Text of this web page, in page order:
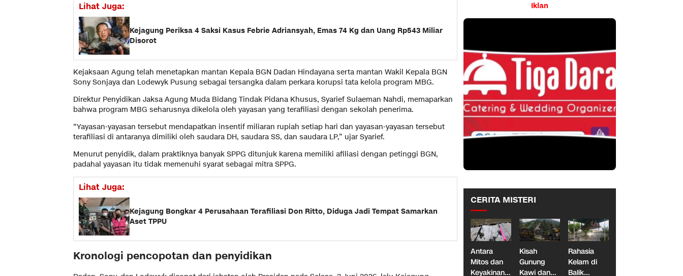
Lihat Juga:
Kejagung Periksa 4 Saksi Kasus Febrie Adriansyah, Emas 74 Kg dan Uang Rp543 Miliar
Disorot
Kejaksaan Agung telah menetapkan mantan Kepala BGN Dadan Hindayana serta mantan Wakil Kepala BGN
Sony Sonjaya dan Lodewyk Pusung sebagai tersangka dalam perkara korupsi tata kelola program MBG.
Direktur Penyidikan Jaksa Agung Muda Bidang Tindak Pidana Khusus, Syarief Sulaeman Nahdi, memaparkan
bahwa program MBG seharusnya dikelola oleh yayasan yang terafiliasi dengan sekolah penerima.
“Yayasan-yayasan tersebut mendapatkan insentif miliaran rupiah setiap hari dan yayasan-yayasan tersebut
terafiliasi di antaranya dimiliki oleh saudara DH, saudara SS, dan saudara LP,” ujar Syarief.
Menurut penyidik, dalam praktiknya banyak SPPG ditunjuk karena memiliki afiliasi dengan petinggi BGN,
padahal yayasan itu tidak memenuhi syarat sebagai mitra SPPG.
Lihat Juga:
Kejagung Bongkar 4 Perusahaan Terafiliasi Don Ritto, Diduga Jadi Tempat Samarkan
Aset TPPU
Kronologi pencopotan dan penyidikan
Iklan
CERITA MISTERI
Antara
Mitos dan
Keyakinan,
Kisah
Gunung
Kawi dan
Rahasia
Kelam di
Balik